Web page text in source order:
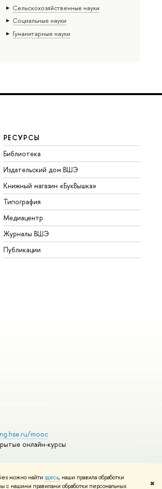
можно найти здесь, наши правила обработки
с нашими правилами обработки персональных ✖
Сельскохозяйственные науки
Социальные науки
Гуманитарные науки
РЕСУРСЫ
Библиотека
Издательский дом ВШЭ
Книжный магазин «БукВышка»
Типография
Медиацентр
Журналы ВШЭ
Публикации
mooc
онлайн-курсы
Редактору